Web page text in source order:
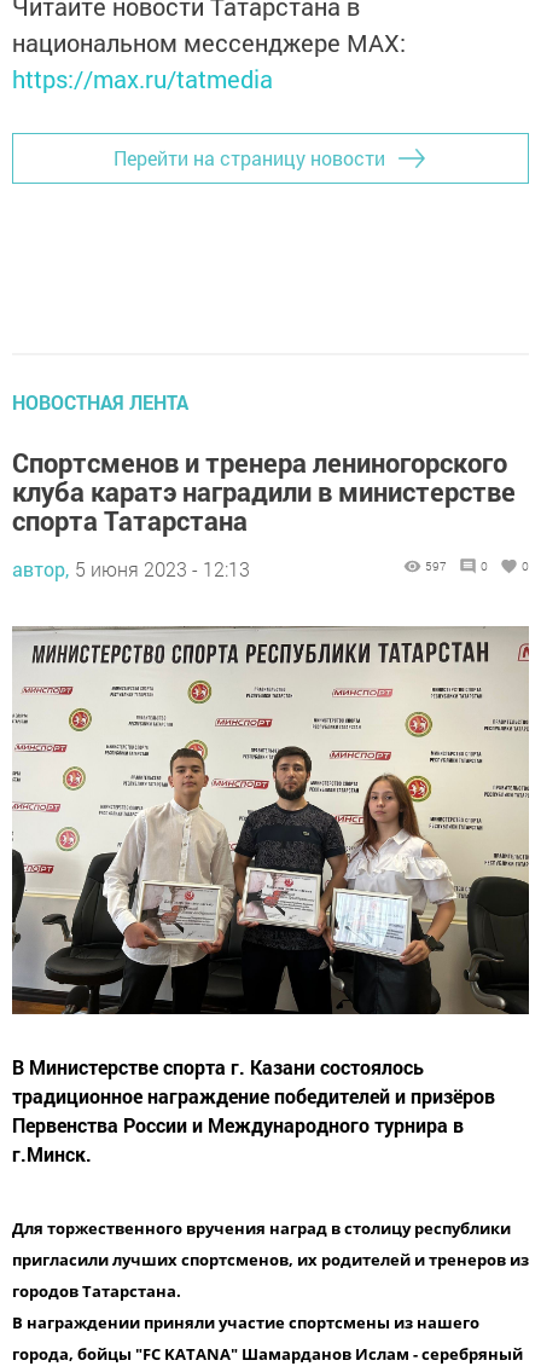
национальном мессенджере MАХ:
https://max.ru/tatmedia
Перейти на страницу новости
НОВОСТНАЯ ЛЕНТА
Спортсменов и тренера лениногорского
клуба каратэ наградили в министерстве
спорта Татарстана
автор, 5 июня 2023 - 12:13 597 0 0
В Министерстве спорта г. Казани состоялось
традиционное награждение победителей и призёров
Первенства России и Международного турнира в
г.Минск.
Для торжественного вручения наград в столицу республики
пригласили лучших спортсменов, их родителей и тренеров из
городов Татарстана.
В награждении приняли участие спортсмены из нашего
города, бойцы "FC KATANA" Шамарданов Ислам - серебряный